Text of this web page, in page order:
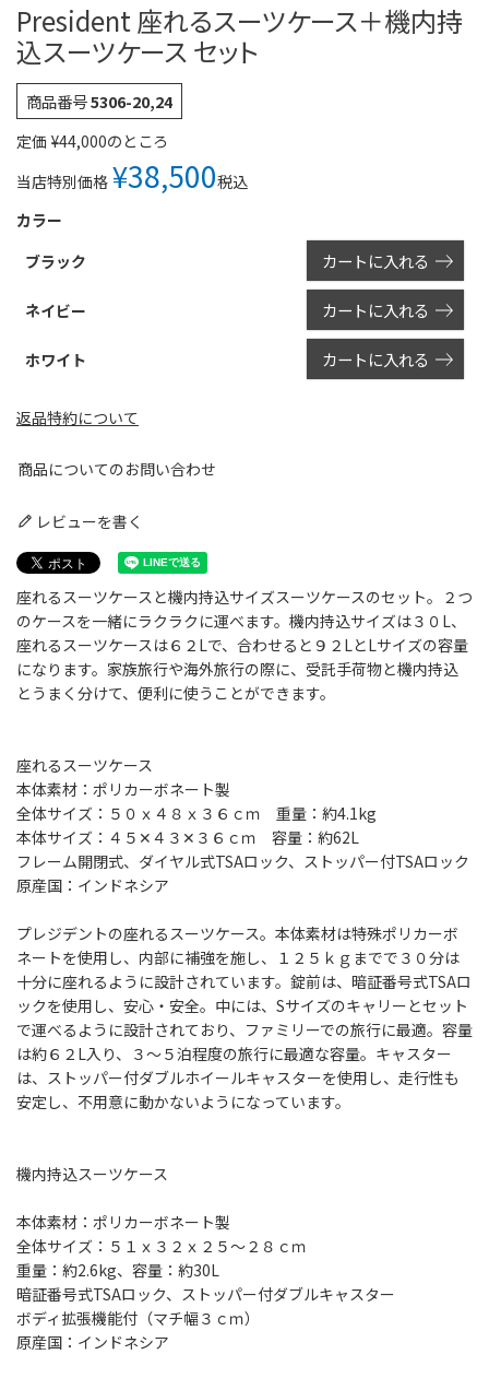
President 座れるスーツケース＋機内持
込スーツケース セット
商品番号5306-20,24
定価 ¥44,000のところ
当店特別価格 ¥38,500税込
カラー
ブラック
カートに入れる
ネイビー カートに入れる
ホワイト カートに入れる
返品特約について
商品についてのお問い合わせ
レビューを書く
座れるスーツケースと機内持込サイズスーツケースのセット。２つ
のケースを一緒にラクラクに運べます。機内持込サイズは３０L、
座れるスーツケースは６２Lで、合わせると９２LとLサイズの容量
になります。家族旅行や海外旅行の際に、受託手荷物と機内持込
とうまく分けて、便利に使うことができます。
座れるスーツケース
本体素材：ポリカーボネート製
全体サイズ：５０ｘ４８ｘ３６ｃｍ 重量：約4.1kg
本体サイズ：４５✕４３✕３６ｃｍ 容量：約62L
フレーム開閉式、ダイヤル式TSAロック、ストッパー付TSAロック
原産国：インドネシア
プレジデントの座れるスーツケース。本体素材は特殊ポリカーボ
ネートを使用し、内部に補強を施し、１２５ｋｇまでで３０分は
十分に座れるように設計されています。錠前は、暗証番号式TSAロ
ックを使用し、安心・安全。中には、Sサイズのキャリーとセット
で運べるように設計されており、ファミリーでの旅行に最適。容量
は約６２L入り、３～５泊程度の旅行に最適な容量。キャスター
は、ストッパー付ダブルホイールキャスターを使用し、走行性も
安定し、不用意に動かないようになっています。
機内持込スーツケース
本体素材：ポリカーボネート製
全体サイズ：５１ｘ３２ｘ２５～２８ｃｍ
重量：約2.6kg、容量：約30L
暗証番号式TSAロック、ストッパー付ダブルキャスター
ボディ拡張機能付（マチ幅３ｃｍ）
原産国：インドネシア